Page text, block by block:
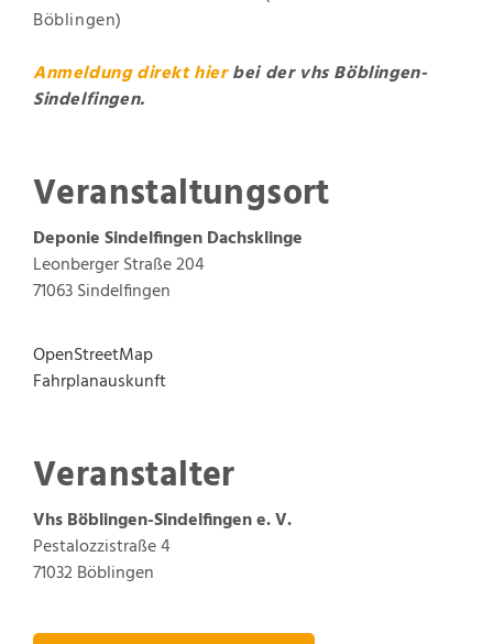
Böblingen)
Anmeldung direkt hierbei der vhs Böblingen-
Sindelfingen.
Veranstaltungsort
Deponie SindelfingenDachsklinge
Leonberger Straße 204
71063Sindelfingen
OpenStreetMap
Fahrplanauskunft
Veranstalter
Vhs Böblingen-Sindelfingen e. V.
Pestalozzistraße 4
71032Böblingen